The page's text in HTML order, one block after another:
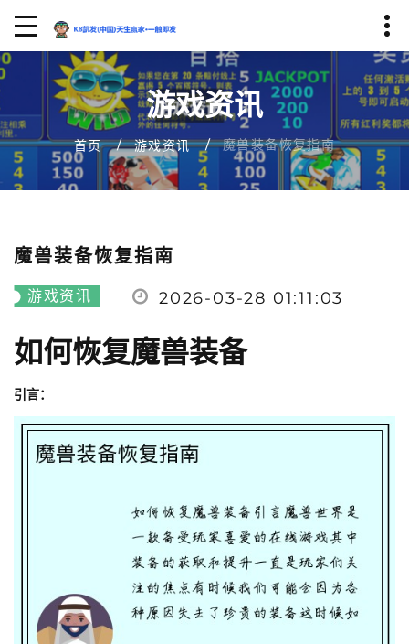
游戏资讯
首页 游戏资讯 魔兽装备恢复指南
魔兽装备恢复指南
游戏资讯 2026-03-28 01:11:03
如何恢复魔兽装备
引言：